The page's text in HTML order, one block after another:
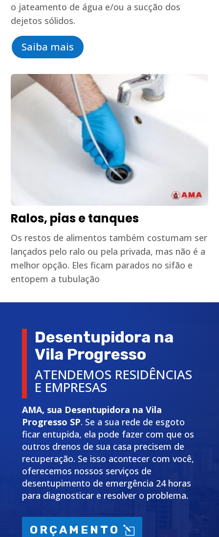
o jateamento de água e/ou a sucção dos
dejetos sólidos.
Saiba mais
Ralos, pias e tanques
Os restos de alimentos também costumam ser
lançados pelo ralo ou pela privada, mas não é a
melhor opção. Eles ficam parados no sifão e
entopem a tubulação
Desentupidora na
Vila Progresso
ATENDEMOS RESIDÊNCIAS
E EMPRESAS
AMA, sua Desentupidora na Vila
Progresso SP. Se a sua rede de esgoto
ficar entupida, ela pode fazer com que os
outros drenos de sua casa precisem de
recuperação. Se isso acontecer com você,
oferecemos nossos serviços de
desentupimento de emergência 24 horas
para diagnosticar e resolver o problema.
ORÇAMENTO